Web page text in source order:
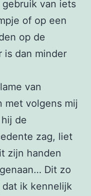
van iets
of op een
op de
is dan minder
van
met volgens mij
de
zag, liet
zijn handen
Dit zo
ik kennelijk